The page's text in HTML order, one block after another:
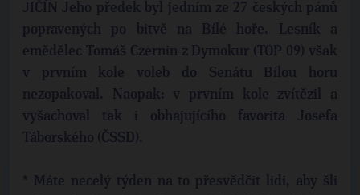
JIČÍN Jeho předek byl jedním ze 27 českých pánů
popravených po bitvě na Bílé hoře. Lesník a
emědělec Tomáš Czernin z Dymokur (TOP 09) však
v prvním kole voleb do Senátu Bílou horu
nezopakoval. Naopak: v prvním kole zvítězil a
vyšachoval tak i obhajujícího favorita Josefa
Táborského (ČSSD).
* Máte necelý týden na to přesvědčit lidi, aby šli